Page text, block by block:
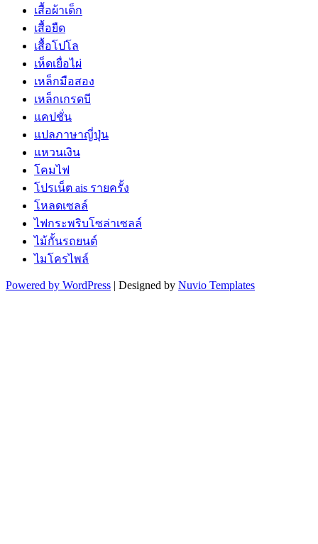
เสื้อผ้าเด็ก
เสื้อยืด
เสื้อโปโล
เห็ดเยื่อไผ่
เหล็กมือสอง
เหล็กเกรดบี
แคปชั่น
แปลภาษาญี่ปุ่น
แหวนเงิน
โคมไฟ
โปรเน็ต ais รายครั้ง
โหลดเซลล์
ไฟกระพริบโซล่าเซลล์
ไม้กั้นรถยนต์
ไมโครไพล์
Powered by WordPress | Designed by Nuvio Templates